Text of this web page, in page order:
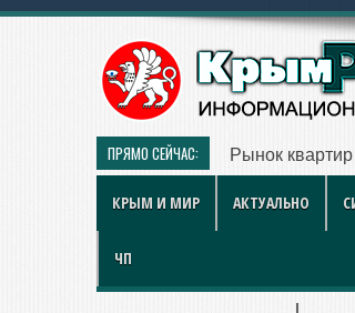
ПРЯМО СЕЙЧАС: Рынок
КРЫМ И МИР АКТУАЛЬНО
ЧП